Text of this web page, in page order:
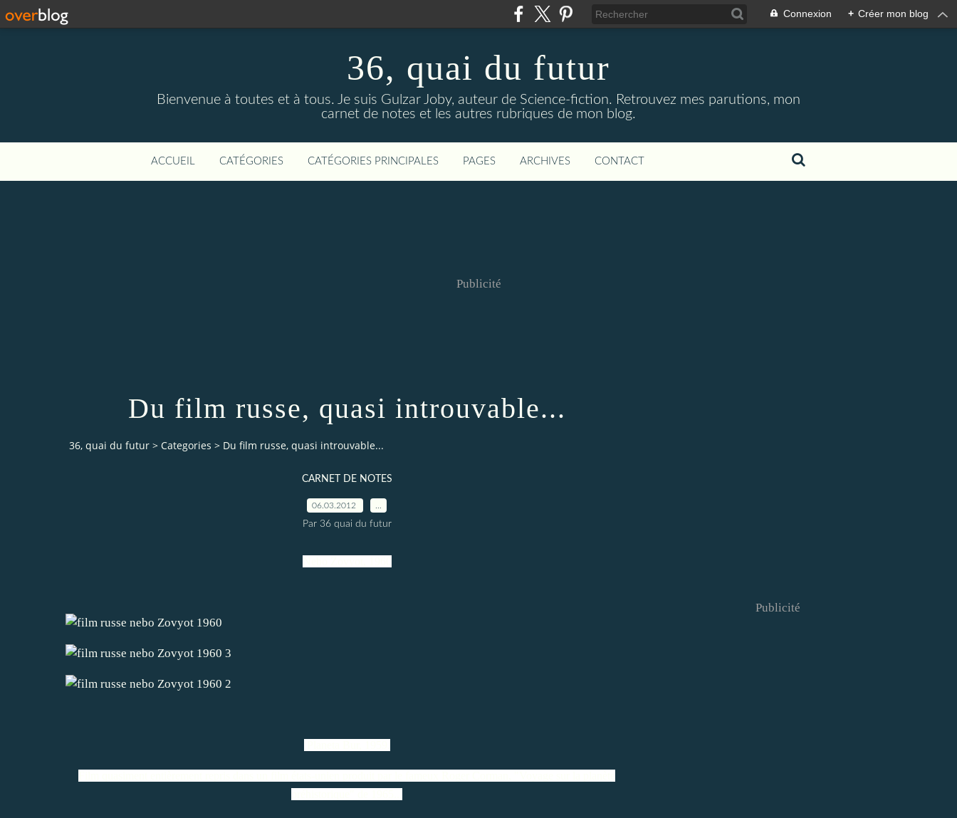
Connexion + Créer mon blog
36, quai du futur
Bienvenue à toutes et à tous. Je suis Gulzar Joby, auteur de Science-fiction. Retrouvez mes parutions, mon
carnet de notes et les autres rubriques de mon blog.
ACCUEIL CATÉGORIES CATÉGORIES PRINCIPALES PAGES ARCHIVES CONTACT
Publicité
Du film russe, quasi introuvable...
36, quai du futur > Categories > Du film russe, quasi introuvable...
CARNET DE NOTES
06.03.2012
Par 36 quai du futur
Publicité